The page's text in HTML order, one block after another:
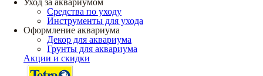
Уход за аквариумом
Средства по уходу
Инструменты для ухода
Оформление аквариума
Декор для аквариума
Грунты для аквариума
Акции и скидки